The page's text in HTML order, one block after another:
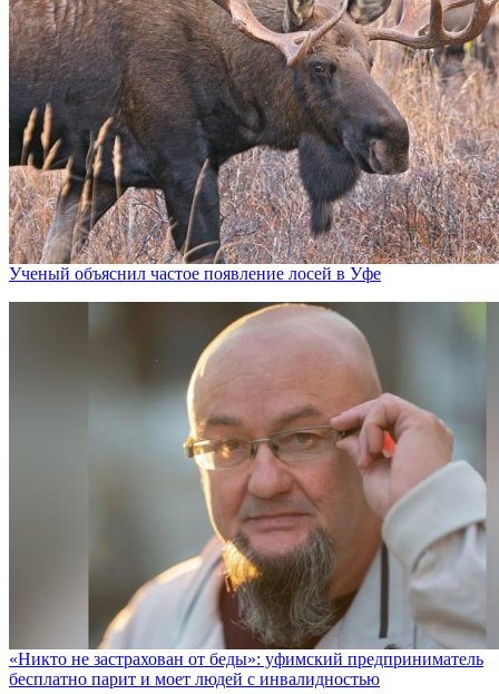
Ученый объяснил частое появление лосей в Уфе
«Никто не заcтрахован от беды»: уфимский предприниматель
бесплатно парит и моет людей с инвалидностью